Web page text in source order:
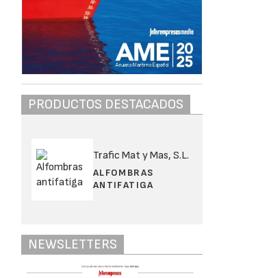
PRODUCTOS DESTACADOS
Trafic Mat y Mas, S.L.
ALFOMBRAS
ANTIFATIGA
NEWSLETTERS